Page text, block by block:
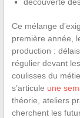
Ce mélange
première année,
production :
régulier devant
coulisses du
s’articule une
théorie, ateliers
cherchent les